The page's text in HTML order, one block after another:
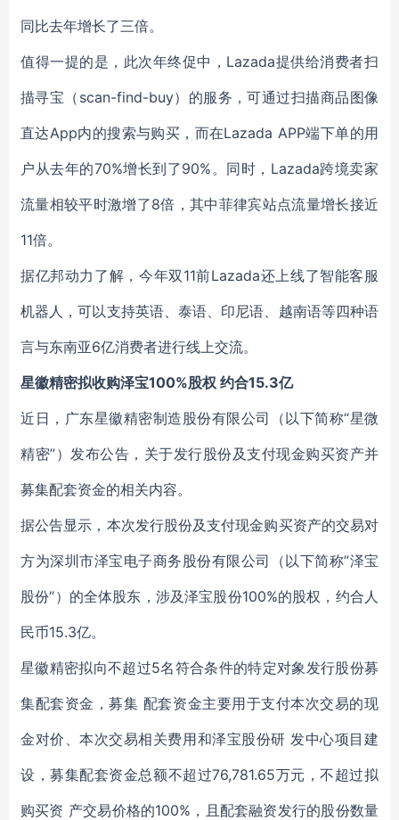
同比去年增长了三倍。
值得一提的是，此次年终促中，Lazada提供给消费者扫
描寻宝（scan-find-buy）的服务，可通过扫描商品图像
直达App内的搜索与购买，而在Lazada APP端下单的用
户从去年的70%增长到了90%。同时，Lazada跨境卖家
流量相较平时激增了8倍，其中菲律宾站点流量增长接近
11倍。
据亿邦动力了解，今年双11前Lazada还上线了智能客服
机器人，可以支持英语、泰语、印尼语、越南语等四种语
言与东南亚6亿消费者进行线上交流。
星徽精密拟收购泽宝100%股权 约合15.3亿
近日，广东星徽精密制造股份有限公司（以下简称“星微
精密”）发布公告，关于发行股份及支付现金购买资产并
募集配套资金的相关内容。
据公告显示，本次发行股份及支付现金购买资产的交易对
方为深圳市泽宝电子商务股份有限公司（以下简称”泽宝
股份“）的全体股东，涉及泽宝股份100%的股权，约合人
民币15.3亿。
星徽精密拟向不超过5名符合条件的特定对象发行股份募
集配套资金，募集 配套资金主要用于支付本次交易的现
金对价、本次交易相关费用和泽宝股份研 发中心项目建
设，募集配套资金总额不超过76,781.65万元，不超过拟
购买资 产交易价格的100%，且配套融资发行的股份数量